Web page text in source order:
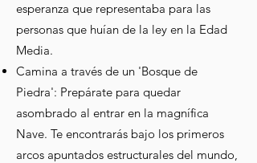
esperanza que representaba para las
personas que huían de la ley en la Edad
Media.
Camina a través de un 'Bosque de
Piedra': Prepárate para quedar
asombrado al entrar en la magnífica
Nave. Te encontrarás bajo los primeros
arcos apuntados estructurales del mundo,